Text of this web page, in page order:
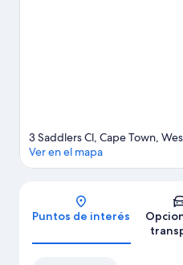
3 Saddlers Cl, Cape Town,
Ver en el mapa
Puntos de interés